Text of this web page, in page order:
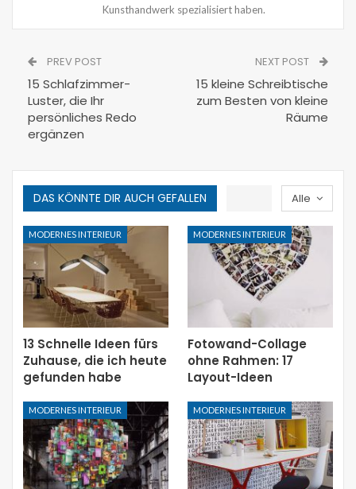
Kunsthandwerk spezialisiert haben.
PREV POST
15 Schlafzimmer-
Luster, die Ihr
persönliches Redo
ergänzen
NEXT POST
15 kleine Schreibtische
zum Besten von kleine
Räume
Alle
DAS KÖNNTE DIR AUCH GEFALLEN
MODERNES INTERIEUR
13 Schnelle Ideen fürs
Zuhause, die ich heute
gefunden habe
MODERNES INTERIEUR
Fotowand-Collage
ohne Rahmen: 17
Layout-Ideen
MODERNES INTERIEUR MODERNES INTERIEUR